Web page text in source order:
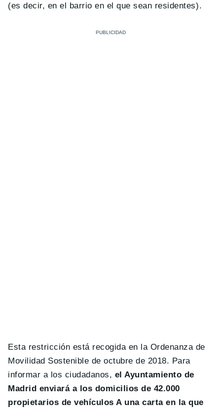
(es decir, en el barrio en el que sean residentes).
Esta restricción está recogida en la Ordenanza de
Movilidad Sostenible de octubre de 2018. Para
informar a los ciudadanos, el Ayuntamiento de
Madrid enviará a los domicilios de 42.000
propietarios de vehículos A una carta en la que